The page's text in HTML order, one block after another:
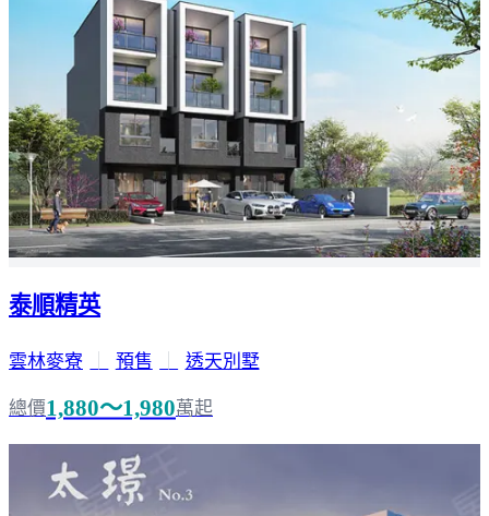
泰順精英
雲林麥寮 預售 透天別墅
總價1,880～1,980萬起